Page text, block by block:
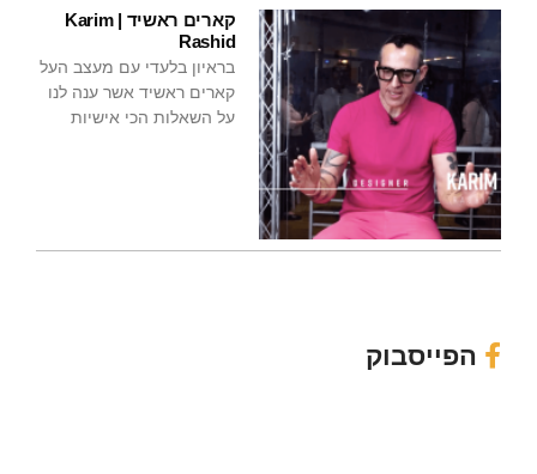
קארים ראשיד | Karim
Rashid
בראיון בלעדי עם מעצב העל
קארים ראשיד אשר ענה לנו
על השאלות הכי אישיות
הפייסבוק